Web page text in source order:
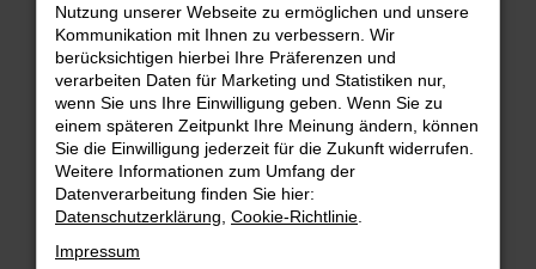
Fehler: Network Error
Beim Laden ist ein Fehler aufgetreten.
Hier sind ein paar Tipps, die dir helfen können:
Überprüfe deine Firewall und deine
Internetverbindung.
Laden andere Webseiten, zum Beispiel deine
Suchmaschine?
Nutzung unserer Webseite zu ermöglichen und unsere
Kommunikation mit Ihnen zu verbessern. Wir
berücksichtigen hierbei Ihre Präferenzen und
verarbeiten Daten für Marketing und Statistiken nur,
wenn Sie uns Ihre Einwilligung geben. Wenn Sie zu
einem späteren Zeitpunkt Ihre Meinung ändern, können
Sie die Einwilligung jederzeit für die Zukunft widerrufen.
Weitere Informationen zum Umfang der
Datenverarbeitung finden Sie hier:
Datenschutzerklärung Cookie-Richtlinie
Impressum